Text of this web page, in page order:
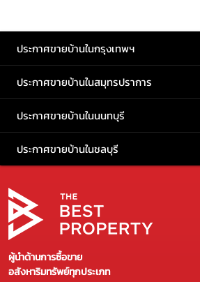
ประกาศขายบ้านในกรุงเทพฯ
ประกาศขายบ้านในสมุทรปราการ
ประกาศขายบ้านในนนทบุรี
ประกาศขายบ้านในชลบุรี
ผู้นำด้านการซื้อขาย
อสังหาริมทรัพย์ทุกประเภท